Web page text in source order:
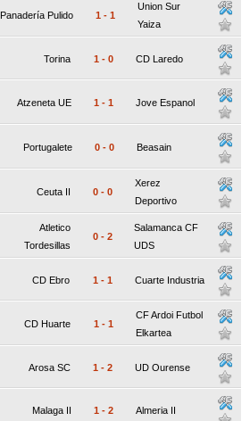
Panadería Pulido 1 - 1
Union Sur
Yaiza
Torina 1 - 0 CD Laredo
Atzeneta UE 1 - 1 Jove Espanol
Portugalete 0 - 0 Beasain
Ceuta II 0 - 0
Xerez
Deportivo
Atletico
Tordesillas
0 - 2
Salamanca CF
UDS
CD Ebro 1 - 1 Cuarte Industria
CD Huarte 1 - 1
CF Ardoi Futbol
Elkartea
Arosa SC 1 - 2 UD Ourense
Malaga II 1 - 2 Almeria II